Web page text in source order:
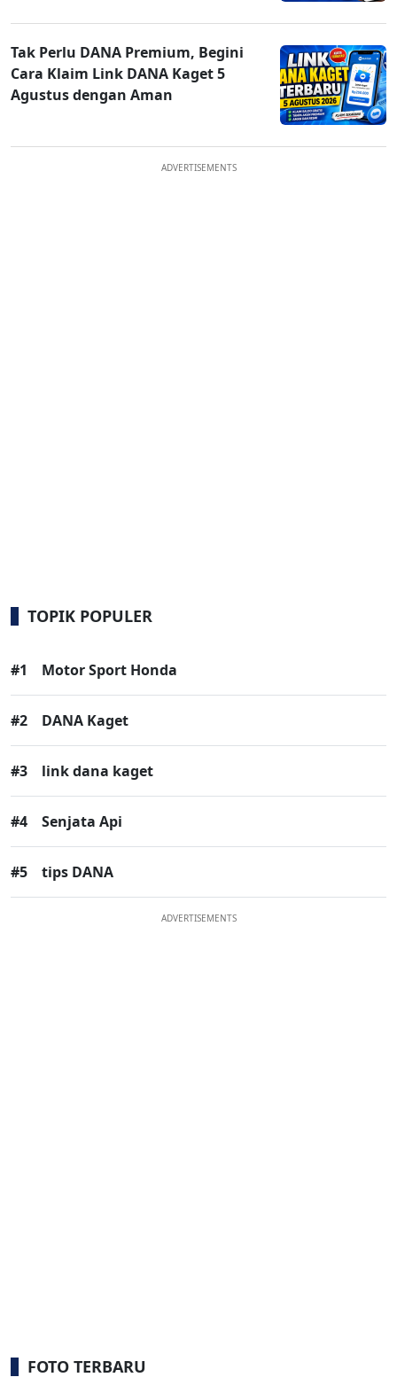
Tak Perlu DANA Premium, Begini
Cara Klaim Link DANA Kaget 5
Agustus dengan Aman
ADVERTISEMENTS
TOPIK POPULER
#1 Motor Sport Honda
#2 DANA Kaget
#3 link dana kaget
#4 Senjata Api
#5 tips DANA
ADVERTISEMENTS
FOTO TERBARU